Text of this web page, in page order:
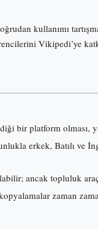
kullanımı
Vikipedi’ye
bir platform olması,
erkek, Batılı ve
ancak topluluk
zaman